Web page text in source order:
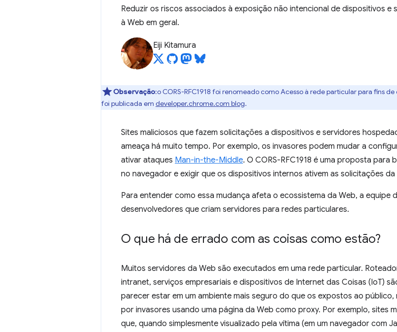
Reduzir os riscos associados à exposição não intencional de dispositivos e
à Web em geral.
Eiji Kitamura
Observação:o CORS-RFC1918 foi renomeado como Acesso à rede particular para fins
foi publicada em developer.chrome.com blog.
Sites maliciosos que fazem solicitações a dispositivos e servidores
ameaça há muito tempo. Por exemplo, os invasores podem mudar a
ativar ataques Man-in-the-Middle. O CORS-RFC1918 é uma proposta
no navegador e exigir que os dispositivos internos ativem as solicitações
Para entender como essa mudança afeta o ecossistema da Web, a
desenvolvedores que criam servidores para redes particulares.
O que há de errado com as coisas como estão?
Muitos servidores da Web são executados em uma rede particular.
intranet, serviços empresariais e dispositivos de Internet das Coisas (IoT)
parecer estar em um ambiente mais seguro do que os expostos ao
por invasores usando uma página da Web como proxy. Por exemplo, sites
que, quando simplesmente visualizado pela vítima (em um navegador com